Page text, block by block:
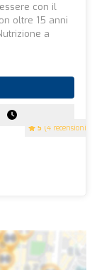
5 (4 recensioni)
con il
oltre 15 anni
a